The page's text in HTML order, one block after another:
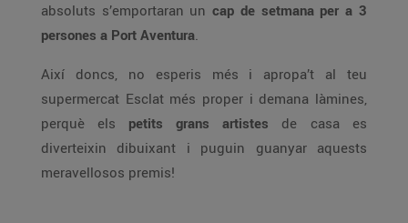
absoluts s’emportaran un cap de setmana per a 3
persones a Port Aventura.
Així doncs, no esperis més i apropa’t al teu
supermercat Esclat més proper i demana làmines,
perquè els petits grans artistes de casa es
diverteixin dibuixant i puguin guanyar aquests
meravellosos premis!